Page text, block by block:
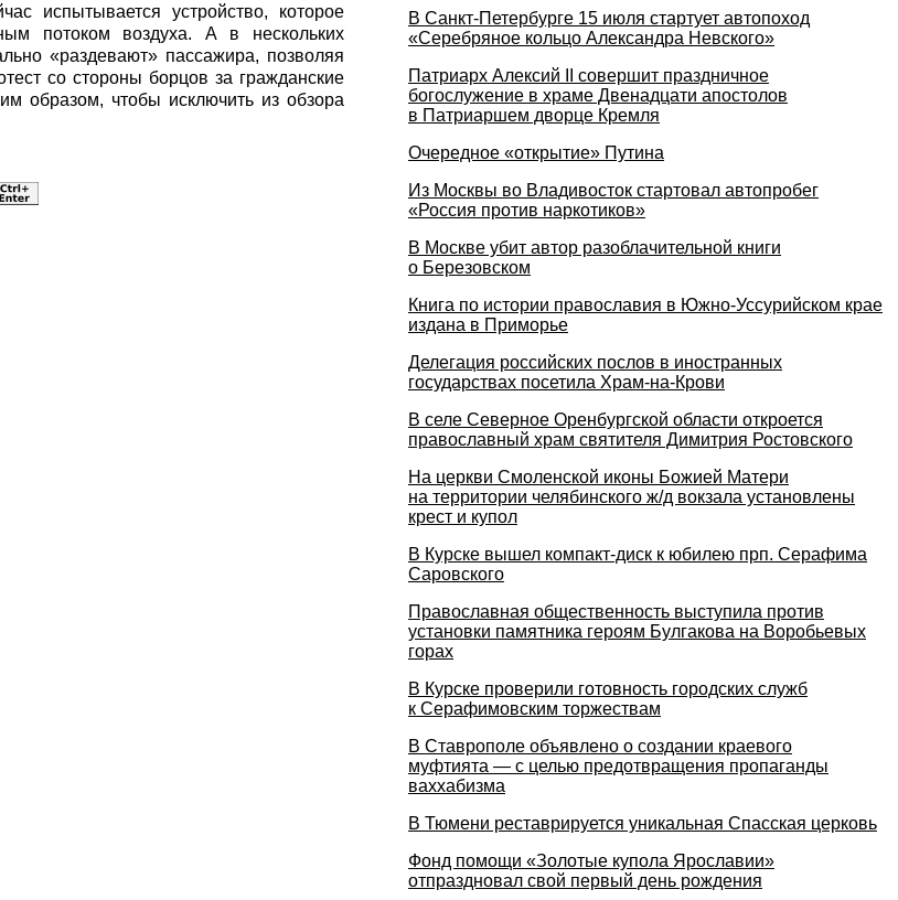
испытывается устройство, которое
потоком воздуха. А в нескольких
«раздевают» пассажира, позволяя
со стороны борцов за гражданские
образом, чтобы исключить из обзора
В Санкт-Петербурге 15 июля стартует автопоход
«Серебряное кольцо Александра Невского»
Патриарх Алексий II совершит праздничное
богослужение в храме Двенадцати апостолов
в Патриаршем дворце Кремля
Очередное «открытие» Путина
Из Москвы во Владивосток стартовал автопробег
«Россия против наркотиков»
В Москве убит автор разоблачительной книги
о Березовском
Книга по истории православия в Южно-Уссурийском крае
издана в Приморье
Делегация российских послов в иностранных
государствах посетила Храм-на-Крови
В селе Северное Оренбургской области откроется
православный храм святителя Димитрия Ростовского
На церкви Смоленской иконы Божией Матери
на территории челябинского ж/д вокзала установлены
крест и купол
В Курске вышел компакт-диск к юбилею прп. Серафима
Саровского
Православная общественность выступила против
установки памятника героям Булгакова на Воробьевых
горах
В Курске проверили готовность городских служб
к Серафимовским торжествам
В Ставрополе объявлено о создании краевого
муфтията — с целью предотвращения пропаганды
ваххабизма
В Тюмени реставрируется уникальная Спасская церковь
Фонд помощи «Золотые купола Ярославии»
отпраздновал свой первый день рождения